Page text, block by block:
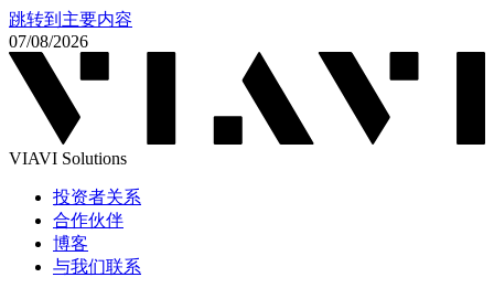
跳转到主要内容
07/08/2026
VIAVI Solutions
投资者关系
合作伙伴
博客
与我们联系